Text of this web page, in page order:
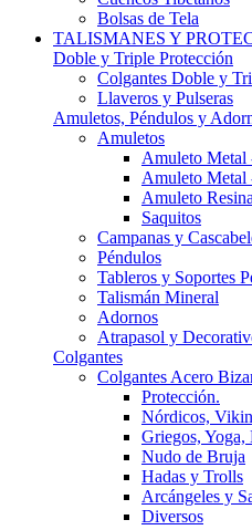
Bolsas de Tela
TALISMANES Y
Doble y Triple Protección
Colgantes Doble y
Llaveros y Pulseras
Amuletos, Péndulos y
Amuletos
Amuleto Metal
Amuleto Metal
Amuleto
Saquitos
Campanas y
Péndulos
Tableros y Soportes
Talismán Mineral
Adornos
Atrapasol y
Colgantes
Colgantes Acero
Protección.
Nórdicos,
Griegos,
Nudo de Bruja
Hadas y Trolls
Arcángeles y
Diversos